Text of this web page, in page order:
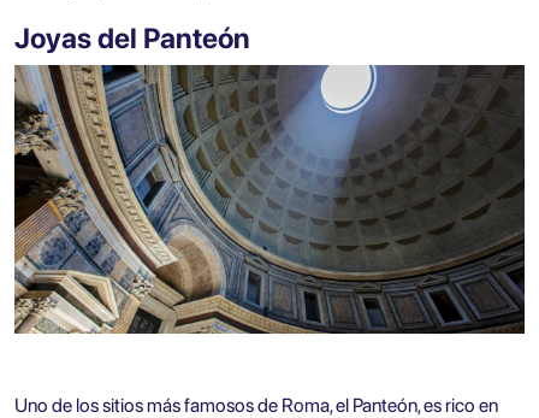
Joyas del Panteón
Uno de los sitios más famosos de Roma, el Panteón, es rico en